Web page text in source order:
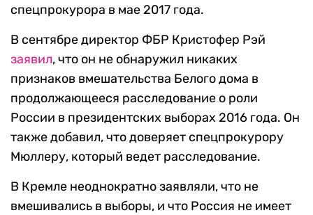
спецпрокурора в мае 2017 года.
В сентябре директор ФБР Кристофер Рэй
заявил, что он не обнаружил никаких
признаков вмешательства Белого дома в
продолжающееся расследование о роли
России в президентских выборах 2016 года. Он
также добавил, что доверяет спецпрокурору
Мюллеру, который ведет расследование.
В Кремле неоднократно заявляли, что не
вмешивались в выборы, и что Россия не имеет